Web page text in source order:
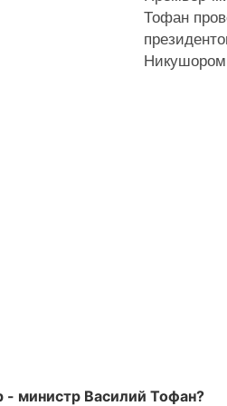
Тофан
министр Василий Тофан?